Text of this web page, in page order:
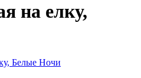
на елку,